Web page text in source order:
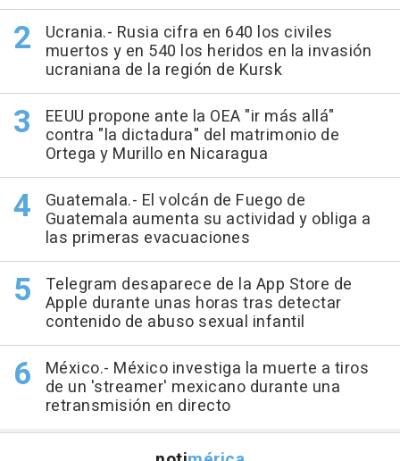
Ucrania.- Rusia cifra en 640 los civiles
muertos y en 540 los heridos en la invasión
ucraniana de la región de Kursk
EEUU propone ante la OEA "ir más allá"
contra "la dictadura" del matrimonio de
Ortega y Murillo en Nicaragua
Guatemala.- El volcán de Fuego de
Guatemala aumenta su actividad y obliga a
las primeras evacuaciones
Telegram desaparece de la App Store de
Apple durante unas horas tras detectar
contenido de abuso sexual infantil
México.- México investiga la muerte a tiros
de un 'streamer' mexicano durante una
retransmisión en directo